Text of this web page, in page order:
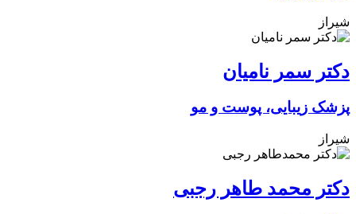
شیراز
دکتر سمر نامیان
پزشک زیبایی، پوست و مو
شیراز
دکتر محمد طاهر رجبی